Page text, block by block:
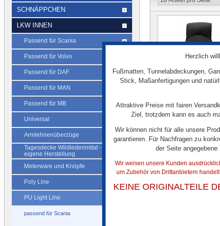
Sitzbezug passend
mit Gurt - PU
Drittanbieter,
Originalteil des
SCHNÄPPCHEN
LKW INNEN
Passend für Scania
Passend für Volvo
Passend für DAF
Passend für MAN
Passend für MB
Universal
Armlehnenüberzüge
Tagesdecke Wildlederimitat -
eigene Herstellung
Meterware und Knöpfe
Poly Line
PU Light Line
passend für Scania
Herzlich
Fußmatten, Tunnelabdeckungen,
Stick, Maßanfertigungen und
Attraktive Preise mit fairen
Ziel, trotzdem kann es auch
Wir können nicht für alle unsere
garantieren. Für Nachfragen zu
der Seite
Wir weisen unsere Kunden
um Zubehör von Drittanbietern
KEINE ORIGINALTEILE